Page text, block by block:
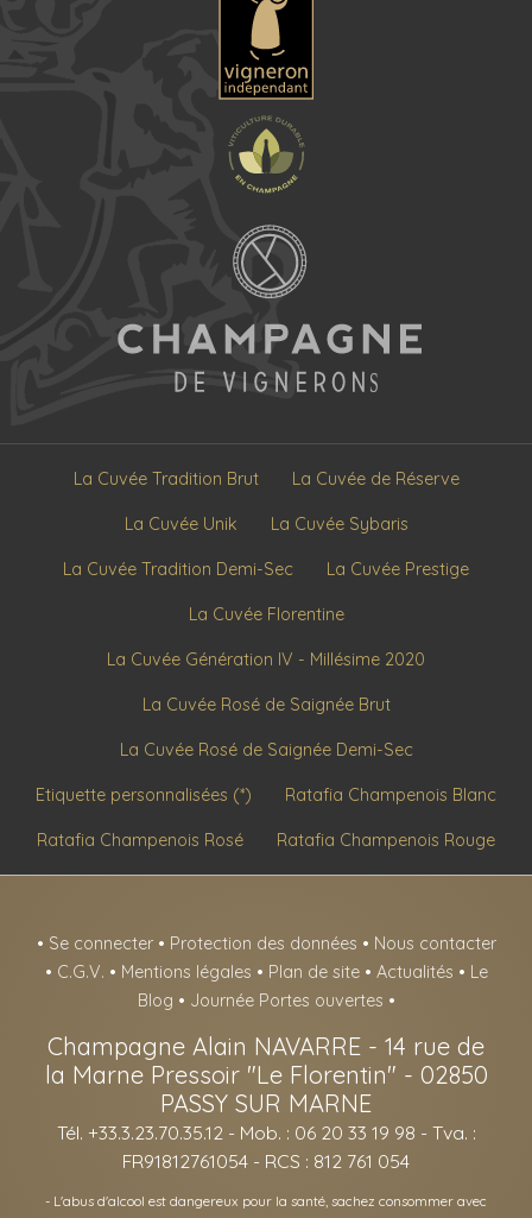
La Cuvée Tradition Brut La Cuvée de Réserve
La Cuvée Unik La Cuvée Sybaris
La Cuvée Tradition Demi-Sec La Cuvée Prestige
La Cuvée Florentine
La Cuvée Génération IV - Millésime 2020
La Cuvée Rosé de Saignée Brut
La Cuvée Rosé de Saignée Demi-Sec
Etiquette personnalisées (*) Ratafia Champenois Blanc
Ratafia Champenois Rosé Ratafia Champenois Rouge
• Se connecter • Protection des données • Nous contacter
• C.G.V. • Mentions légales • Plan de site • Actualités • Le
Blog • Journée Portes ouvertes •
Champagne Alain NAVARRE - 14 rue de
la Marne Pressoir "Le Florentin" - 02850
PASSY SUR MARNE
Tél. +33.3.23.70.35.12 - Mob. : 06 20 33 19 98 - Tva. :
FR91812761054 - RCS : 812 761 054
- L'abus d'alcool est dangereux pour la santé, sachez consommer avec